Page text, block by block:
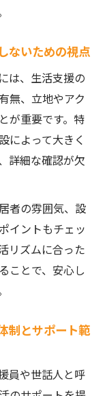
ないための視点
は、生活支援の
無、立地やアク
が重要です。特
によって大きく
詳細な確認が欠
者の雰囲気、設
イントもチェッ
リズムに合った
ことで、安心し
制とサポート範
員や世話人と呼